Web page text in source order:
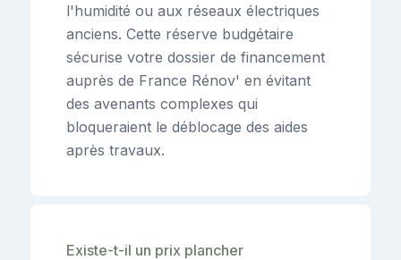
l'humidité ou aux réseaux électriques
anciens. Cette réserve budgétaire
sécurise votre dossier de financement
auprès de France Rénov' en évitant
des avenants complexes qui
bloqueraient le déblocage des aides
après travaux.
Existe-t-il un prix plancher